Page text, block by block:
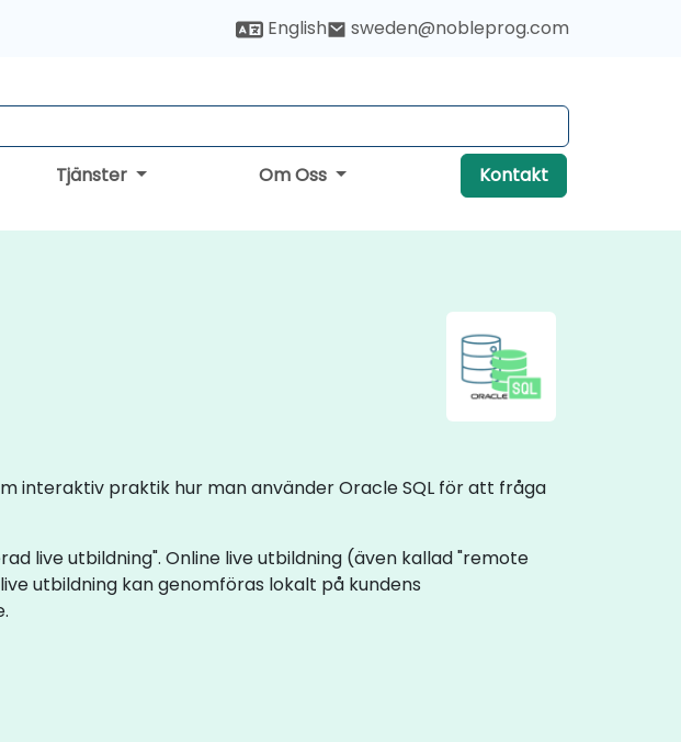
English sweden@nobleprog.com
Tjänster Om Oss Kontakt
interaktiv praktik hur man använder Oracle SQL för att fråga
live utbildning". Online live utbildning (även kallad "remote
utbildning kan genomföras lokalt på kundens